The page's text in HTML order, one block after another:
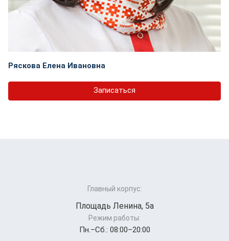
Ряскова Елена Ивановна
Записаться
Главный корпус:
Площадь Ленина, 5а
Режим работы:
Пн.–Cб.: 08:00–20:00